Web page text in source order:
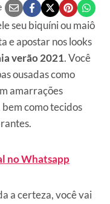
seu biquíni ou maiô
e apostar nos looks
verão 2021. Você
ousadas como
amarrações
como tecidos
no Whatsapp
a certeza, você vai